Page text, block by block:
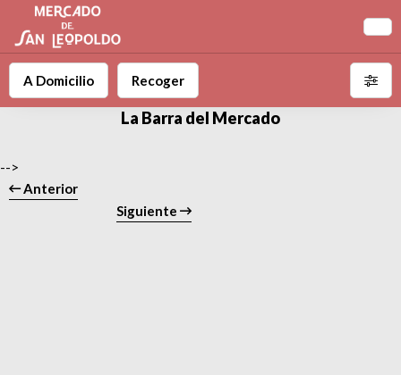
A Domicilio Recoger
La Barra del Mercado
-->
Anterior
Siguiente